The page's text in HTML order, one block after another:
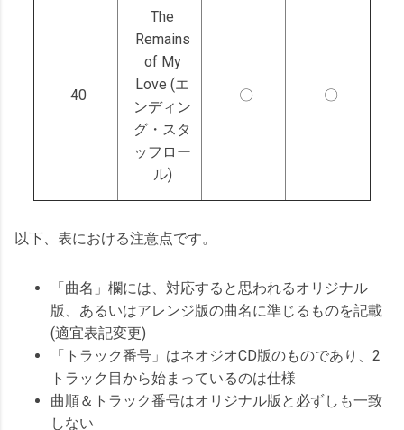
40
The
Remains
of My
Love (エ
ンディン
グ・スタ
ッフロー
ル)
〇 〇
以下、表における注意点です。
「曲名」欄には、対応すると思われるオリジナル
版、あるいはアレンジ版の曲名に準じるものを記載
(適宜表記変更)
「トラック番号」はネオジオCD版のものであり、2
トラック目から始まっているのは仕様
曲順＆トラック番号はオリジナル版と必ずしも一致
しない